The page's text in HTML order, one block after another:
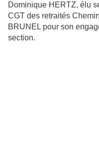
Dominique HERTZ, élu
CGT des retraités
BRUNEL pour son
section.